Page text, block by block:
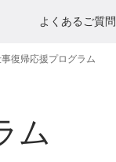
よくあるご質問
事復帰応援プログラム
ム